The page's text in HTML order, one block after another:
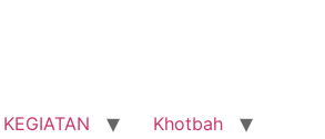
KEGIATAN
Khotbah